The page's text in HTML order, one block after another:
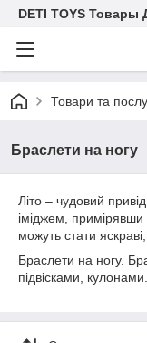
DETI TOYS
Товари та
Браслети на ногу
Літо – чудовий
іміджем, примірявши
можуть стати
Браслети на ногу.
підвісками,